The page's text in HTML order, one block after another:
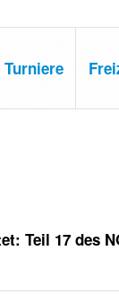
Turniere
Teil 17 des